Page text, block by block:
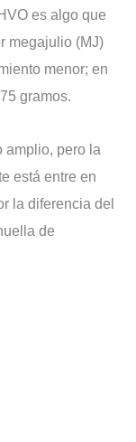
es algo que
megajulio (MJ)
menor; en
gramos.
amplio, pero la
está entre en
la diferencia del
de